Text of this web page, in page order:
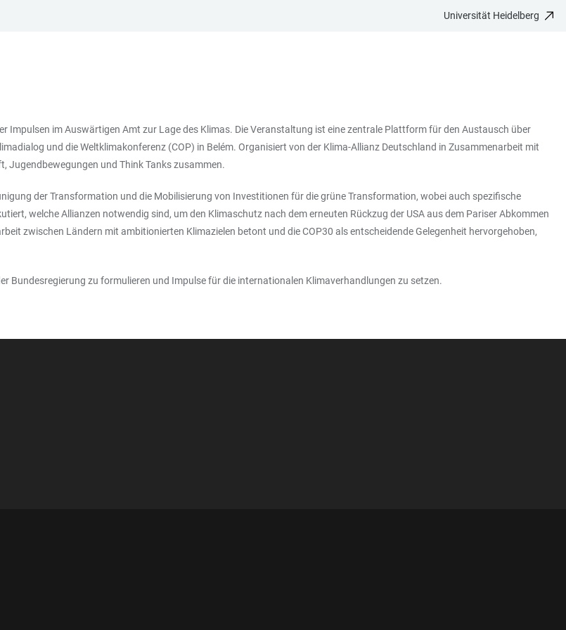
Universität Heidelberg
im Auswärtigen Amt zur Lage des Klimas. Die Veranstaltung ist eine zentrale Plattform für den Austausch über
und die Weltklimakonferenz (COP) in Belém. Organisiert von der Klima-Allianz Deutschland in Zusammenarbeit mit
Jugendbewegungen und Think Tanks zusammen.
der Transformation und die Mobilisierung von Investitionen für die grüne Transformation, wobei auch spezifische
welche Allianzen notwendig sind, um den Klimaschutz nach dem erneuten Rückzug der USA aus dem Pariser Abkommen
zwischen Ländern mit ambitionierten Klimazielen betont und die COP30 als entscheidende Gelegenheit hervorgehoben,
Bundesregierung zu formulieren und Impulse für die internationalen Klimaverhandlungen zu setzen.